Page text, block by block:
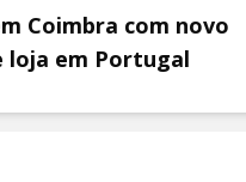
Coimbra com novo
loja em Portugal